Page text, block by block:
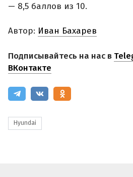
— 8,5 баллов из 10.
Автор: Иван Бахарев
Подписывайтесь на нас в
ВКонтакте
Hyundai